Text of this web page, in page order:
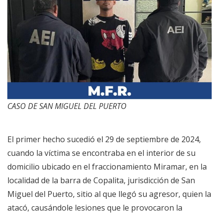
CASO DE SAN MIGUEL DEL PUERTO
El primer hecho sucedió el 29 de septiembre de 2024,
cuando la víctima se encontraba en el interior de su
domicilio ubicado en el fraccionamiento Miramar, en la
localidad de la barra de Copalita, jurisdicción de San
Miguel del Puerto, sitio al que llegó su agresor, quien la
atacó, causándole lesiones que le provocaron la